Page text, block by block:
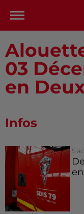
03
en
Infos
5